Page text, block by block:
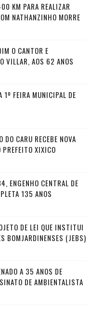
KM PARA REALIZAR
NATHANZINHO MORRE
O CANTOR E
VILLAR, AOS 62 ANOS
1º FEIRA MUNICIPAL DE
DO CARU RECEBE NOVA
PREFEITO XIXICO
ENGENHO CENTRAL DE
135 ANOS
DE LEI QUE INSTITUI
BOMJARDINENSES (JEBS)
A 35 ANOS DE
DE AMBIENTALISTA